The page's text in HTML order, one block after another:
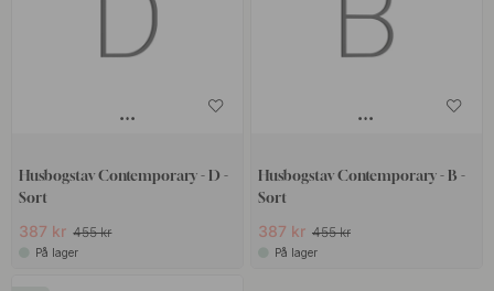
Husbogstav Contemporary - D -
Sort
387 kr 455 kr
På lager
Husbogstav Contemporary - B -
Sort
387 kr 455 kr
På lager